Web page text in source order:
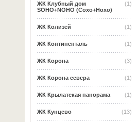
(1)
ЖК Клубный дом
SOHO+NOHO (Сохо+Нохо)
(1)
ЖК Колизей
(1)
ЖК Континенталь
(3)
ЖК Корона
(1)
ЖК Корона севера
(1)
ЖК Крылатская панорама
(13)
ЖК Кунцево